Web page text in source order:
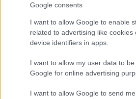
Google consents
I want to allow Google to enable
related to advertising like cookies
device identifiers in apps.
I want to allow my user data to
Google for online advertising
I want to allow Google to send me
SZEMBE MERSZ NÉZNI